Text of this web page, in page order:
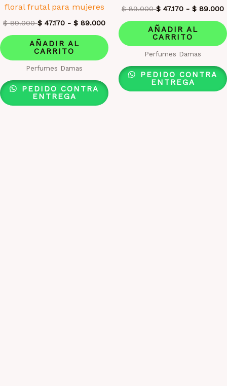
floral frutal para mujeres
$89.000 $ 47.170 - $ 89.000
AÑADIR AL
CARRITO
Perfumes Damas
PEDIDO CONTRA
ENTREGA
$89.000 $ 47.170 - $ 89.000
AÑADIR AL
CARRITO
Perfumes Damas
PEDIDO CONTRA
ENTREGA